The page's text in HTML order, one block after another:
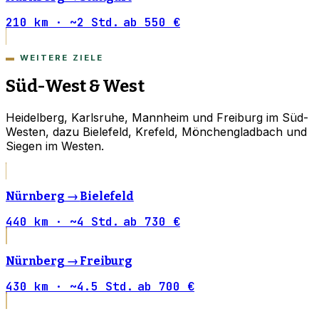
210 km · ~2 Std. ab 550 €
WEITERE ZIELE
Süd-West & West
Heidelberg, Karlsruhe, Mannheim und Freiburg im Süd-
Westen, dazu Bielefeld, Krefeld, Mönchengladbach und
Siegen im Westen.
Nürnberg → Bielefeld
440 km · ~4 Std. ab 730 €
Nürnberg → Freiburg
430 km · ~4.5 Std. ab 700 €